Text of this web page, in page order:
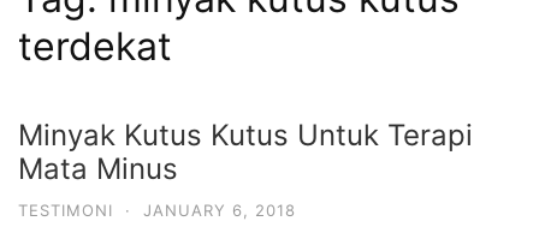
terdekat
Minyak Kutus Kutus Untuk Terapi
Mata Minus
TESTIMONI · JANUARY 6, 2018